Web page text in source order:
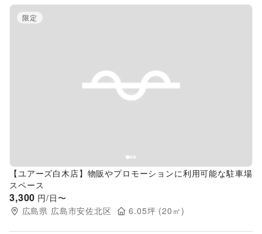
Previous slide
限定
【ユアーズ白木店】物販やプロモーションに利用可能な駐車場
スペース
3,300 円/日〜
広島県 広島市安佐北区 6.05坪 (20 ㎡)